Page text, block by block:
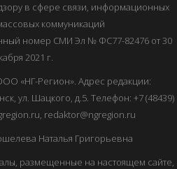
в сфере связи, информационных
коммуникаций
номер СМИ Эл № ФС77-82476 от 30
2021 г.
«НГ-Регион». Адрес редакции:
ул. Шацкого, д.5. Телефон: +7 (48439)
redaktor@ngregion.ru
Наталья Григорьевна
размещенные на настоящем сайте,